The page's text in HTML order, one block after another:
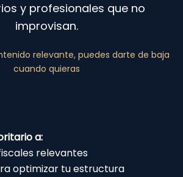
y profesionales que no
improvisan.
relevante, puedes darte de baja
cuando quieras
a:
relevantes
optimizar tu estructura